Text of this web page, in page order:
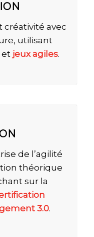
créativité avec
utilisant
et jeux agiles.
de l’agilité
théorique
sur la
3.0.